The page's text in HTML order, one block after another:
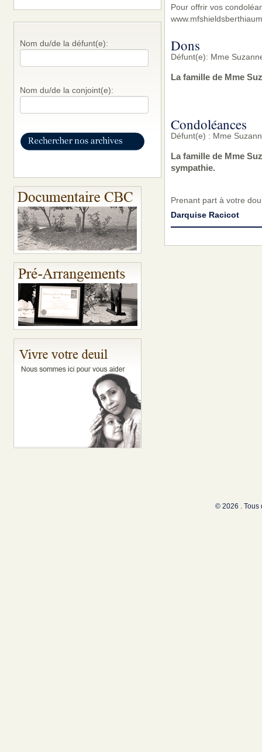
Nom du/de la défunt(e):
Nom du/de la conjoint(e):
Pour offrir vos
Dons
Défunt(e): Mme
La famille de Mme
Condoléances
Défunt(e) : Mme
La famille de Mme
sympathie.
Prenant part à votre
Darquise Racicot
© 2026 . Tous